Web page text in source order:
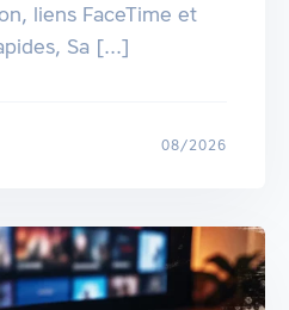
liens FaceTime et
Sa [...]
08/2026